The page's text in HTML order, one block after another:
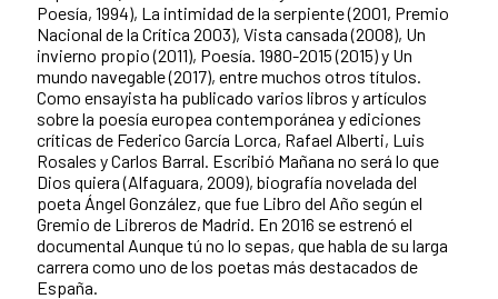
Poesía, 1994), La intimidad de la serpiente (2001, Premio
Nacional de la Crítica 2003), Vista cansada (2008), Un
invierno propio (2011), Poesía. 1980-2015 (2015) y Un
mundo navegable (2017), entre muchos otros títulos.
Como ensayista ha publicado varios libros y artículos
sobre la poesía europea contemporánea y ediciones
críticas de Federico García Lorca, Rafael Alberti, Luis
Rosales y Carlos Barral. Escribió Mañana no será lo que
Dios quiera (Alfaguara, 2009), biografía novelada del
poeta Ángel González, que fue Libro del Año según el
Gremio de Libreros de Madrid. En 2016 se estrenó el
documental Aunque tú no lo sepas, que habla de su larga
carrera como uno de los poetas más destacados de
España.